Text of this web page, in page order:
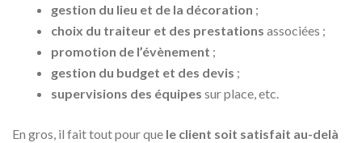
gestion du lieu et de la décoration ;
choix du traiteur et des prestations associées ;
promotion de l’évènement ;
gestion du budget et des devis ;
supervisions des équipes sur place, etc.
En gros, il fait tout pour que le client soit satisfait au-delà